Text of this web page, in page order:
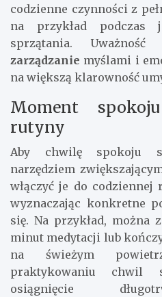
codzienne czynności z
na przykład podczas
sprzątania.
zarządzanie myślami i
na większą klarowność
Moment
rutyny
Aby chwilę spokoju
narzędziem
włączyć je do codziennej
wyznaczając konkretne
się. Na przykład, można
minut medytacji lub
na świeżym
praktykowaniu chwil
osiągnięcie